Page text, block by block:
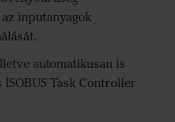
inputanyagok
automatikusan is
ISOBUS Task Controller